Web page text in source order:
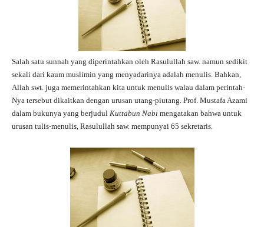
Salah satu sunnah yang diperintahkan oleh Rasulullah saw. namun sedikit
sekali dari kaum muslimin yang menyadarinya adalah menulis. Bahkan,
Allah swt. juga memerintahkan kita untuk menulis walau dalam perintah-
Nya tersebut dikaitkan dengan urusan utang-piutang. Prof. Mustafa Azami
dalam bukunya yang berjudul Kuttabun Nabi mengatakan bahwa untuk
urusan tulis-menulis, Rasulullah saw. mempunyai 65 sekretaris.